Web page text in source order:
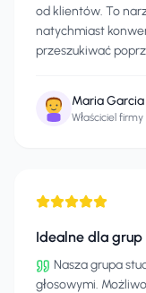
od klientów. To
natychmiast
przeszukiwać
Maria Garcia
Właściciel firmy
Idealne dla
Nasza grupa
głosowymi.